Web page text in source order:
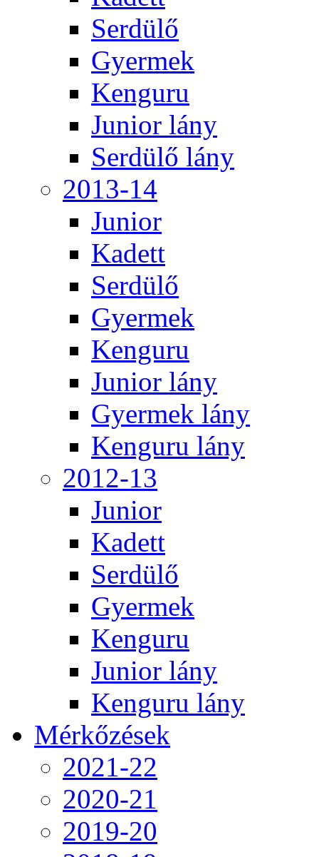
Serdülő
Gyermek
Kenguru
Junior lány
Serdülő lány
2013-14
Junior
Kadett
Serdülő
Gyermek
Kenguru
Junior lány
Gyermek lány
Kenguru lány
2012-13
Junior
Kadett
Serdülő
Gyermek
Kenguru
Junior lány
Kenguru lány
Mérkőzések
2021-22
2020-21
2019-20